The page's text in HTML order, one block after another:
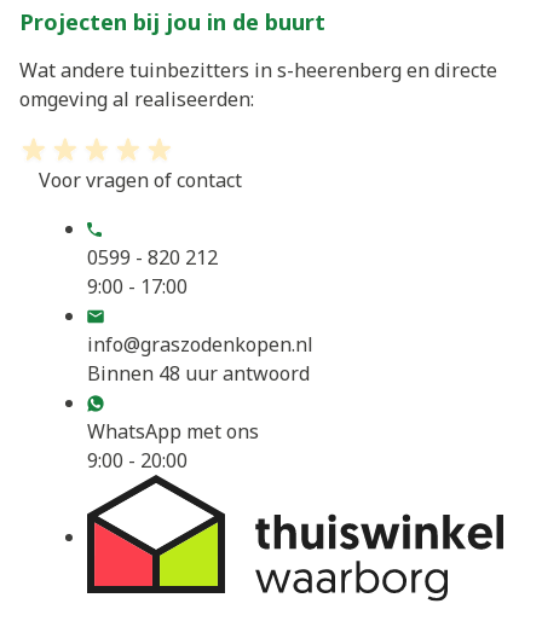
Projecten bij jou in de buurt
Wat andere tuinbezitters in s-heerenberg en directe
omgeving al realiseerden:
Voor vragen of contact
0599 - 820 212
9:00 - 17:00
info@graszodenkopen.nl
Binnen 48 uur antwoord
WhatsApp met ons
9:00 - 20:00